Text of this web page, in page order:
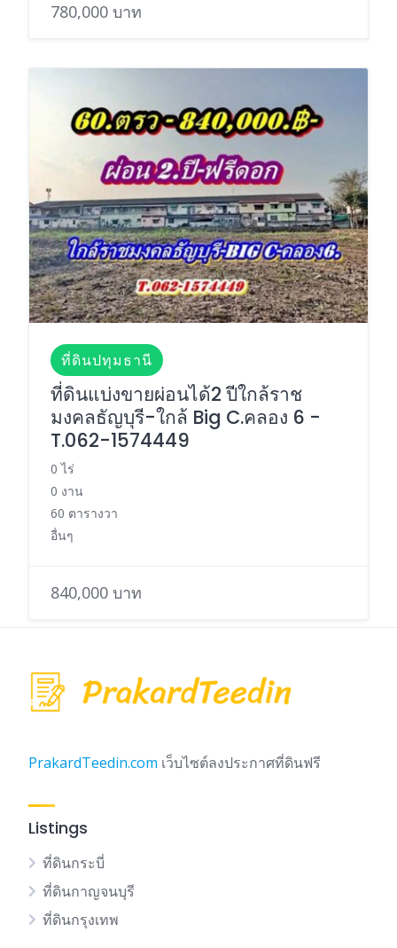
780,000 บาท
ที่ดินปทุมธานี
ที่ดินแบ่งขายผ่อนได้2 ปีใกล้ราช
มงคลธัญบุรี-ใกล้ Big C.คลอง 6 -
T.062-1574449
0 ไร่
0 งาน
60 ตารางวา
อื่นๆ
840,000 บาท
PrakardTeedin.com เว็บไซต์ลงประกาศที่ดินฟรี
Listings
ที่ดินกระบี่
ที่ดินกาญจนบุรี
ที่ดินกรุงเทพ